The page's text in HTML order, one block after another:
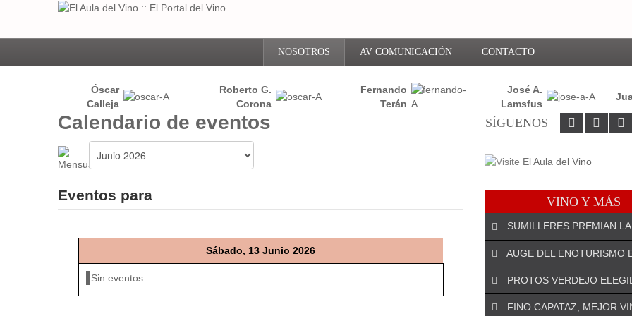
NOSOTROS AV COMUNICACIÓN CONTACTO
Óscar
Calleja
Roberto G.
Corona
Fernando
Terán
José A.
Lamsfus
Calendario de eventos
Eventos para
Sábado, 13 Junio 2026
Sin eventos
SÍGUENOS
VINO Y MÁS
SUMILLERES PREMIAN LA
El especialista riojano José
AUGE DEL ENOTURISMO
PROTOS VERDEJO
FINO CAPATAZ, MEJOR